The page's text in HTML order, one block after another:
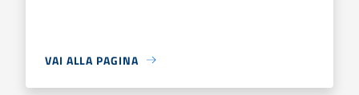
VAI ALLA PAGINA